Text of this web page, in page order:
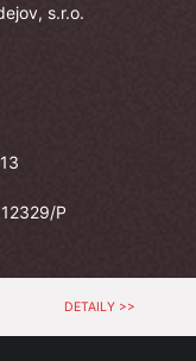
s.r.o.
P
DETAILY >>